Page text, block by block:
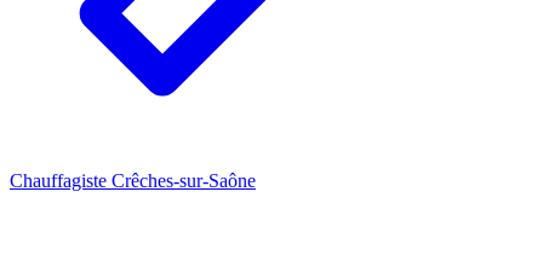
Chauffagiste Crêches-sur-Saône